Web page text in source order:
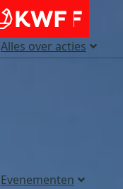
Alles over acties
Evenementen